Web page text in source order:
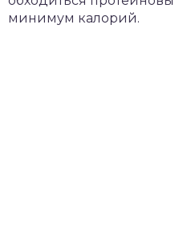
минимум калорий.